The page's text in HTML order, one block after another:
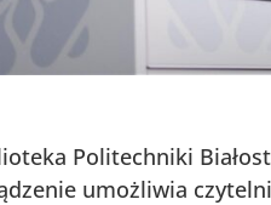
Politechniki
umożliwia